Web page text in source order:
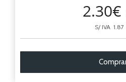
2.30€
S/ IVA